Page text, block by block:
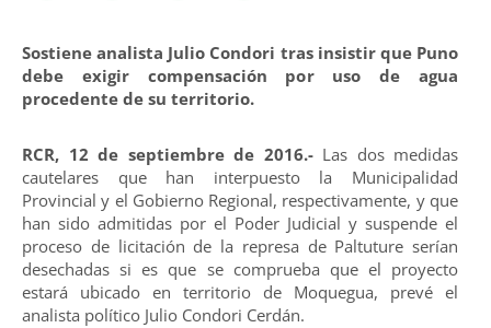
Sostiene analista Julio Condori tras insistir que Puno
debe exigir compensación por uso de agua
procedente de su territorio.
RCR, 12 de septiembre de 2016.-Las dos medidas
cautelares que han interpuesto la Municipalidad
Provincial y el Gobierno Regional, respectivamente, y que
han sido admitidas por el Poder Judicial y suspende el
proceso de licitación de la represa de Paltuture serían
desechadas si es que se comprueba que el proyecto
estará ubicado en territorio de Moquegua, prevé el
analista político Julio Condori Cerdán.